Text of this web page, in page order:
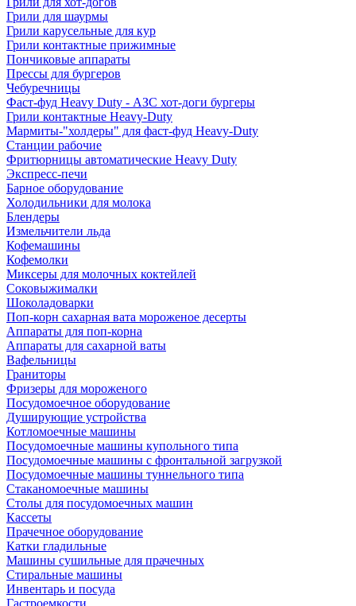
Грили для шаурмы
Грили карусельные для кур
Грили контактные прижимные
Пончиковые аппараты
Прессы для бургеров
Чебуречницы
Фаст-фуд Heavy Duty - АЗС хот-доги бургеры
Грили контактные Heavy-Duty
Мармиты-"холдеры" для фаст-фуд Heavy-Duty
Станции рабочие
Фритюрницы автоматические Heavy Duty
Экспресс-печи
Барное оборудование
Холодильники для молока
Блендеры
Измельчители льда
Кофемашины
Кофемолки
Миксеры для молочных коктейлей
Соковыжималки
Шоколадоварки
Поп-корн сахарная вата мороженое десерты
Аппараты для поп-корна
Аппараты для сахарной ваты
Вафельницы
Граниторы
Фризеры для мороженого
Посудомоечное оборудование
Душирующие устройства
Котломоечные машины
Посудомоечные машины купольного типа
Посудомоечные машины с фронтальной загрузкой
Посудомоечные машины туннельного типа
Стаканомоечные машины
Столы для посудомоечных машин
Кассеты
Прачечное оборудование
Катки гладильные
Машины сушильные для прачечных
Стиральные машины
Инвентарь и посуда
Гастроемкости